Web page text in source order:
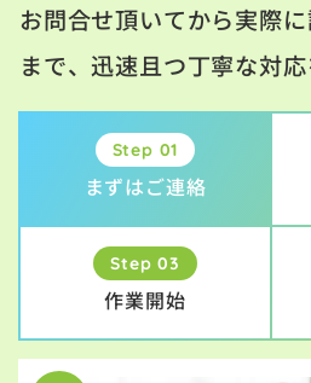
お問合せ頂いてから実際
まで、迅速且つ丁寧な対応
Step 01
まずはご連絡
Step 03
作業開始